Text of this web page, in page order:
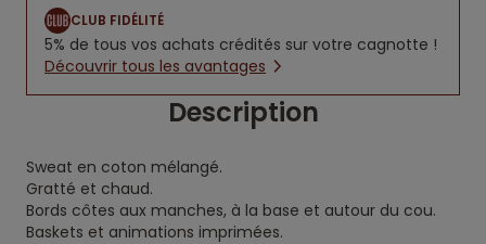
CLUB FIDÉLITÉ
5% de tous vos achats crédités sur votre cagnotte !
Découvrir tous les avantages
Description
Sweat en coton mélangé.
Gratté et chaud.
Bords côtes aux manches, à la base et autour du cou.
Baskets et animations imprimées.